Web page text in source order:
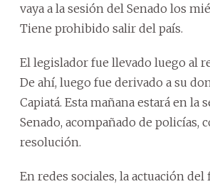
vaya a la sesión del Senado los
Tiene prohibido salir del país.
El legislador fue llevado luego al
De ahí, luego fue derivado a su
Capiatá. Esta mañana estará en la
Senado, acompañado de policías,
resolución.
En redes sociales, la actuación del